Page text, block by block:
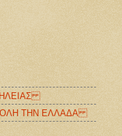
ΤΗΝ ΕΛΛΑΔΑ